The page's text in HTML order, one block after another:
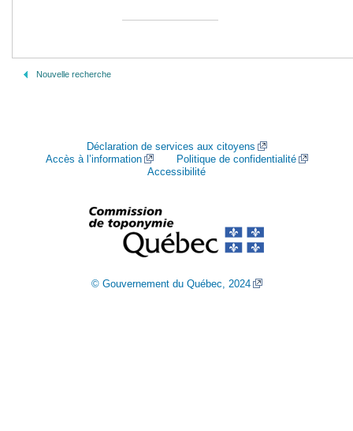
Nouvelle recherche
Déclaration de services aux citoyens
Accès à l’information
Politique de confidentialité
Accessibilité
© Gouvernement du Québec, 2024